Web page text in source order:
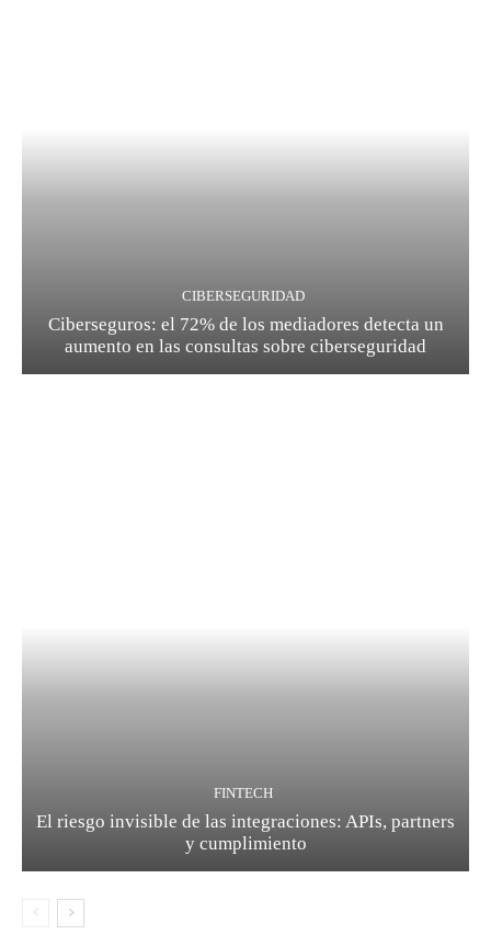
CIBERSEGURIDAD
Ciberseguros: el 72% de los mediadores detecta un
aumento en las consultas sobre ciberseguridad
FINTECH
El riesgo invisible de las integraciones: APIs, partners
y cumplimiento